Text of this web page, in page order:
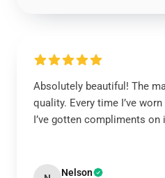
Absolutely beautiful! The
quality. Every time I’ve
I’ve gotten compliments on
Nelson